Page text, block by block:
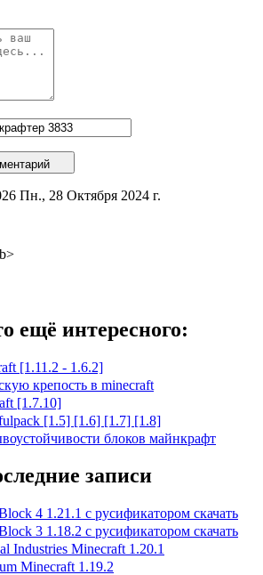
Пн., 28 Октября 2024 г.
ещё интересного:
[1.11.2 - 1.6.2]
крепость в minecraft
[1.7.10]
[1.5] [1.6] [1.7] [1.8]
блоков майнкрафт
записи
4 1.21.1 с русификатором скачать
3 1.18.2 с русификатором скачать
Industries Minecraft 1.20.1
Minecraft 1.19.2